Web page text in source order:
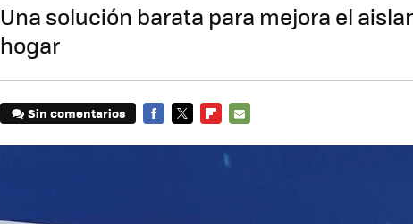
Una solución barata para mejora el
hogar
Sin comentarios